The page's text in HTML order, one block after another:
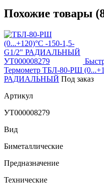
Похожие товары
Термометр ТБЛ-80-РШ
РАДИАЛЬНЫЙ Под заказ
Артикул
УТ000008279
Вид
Биметаллические
Предназначение
Технические